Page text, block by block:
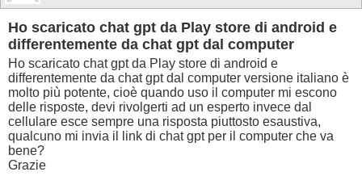
Ho scaricato chat gpt da Play store di android e
differentemente da chat gpt dal computer
Ho scaricato chat gpt da Play store di android e
differentemente da chat gpt dal computer versione italiano è
molto più potente, cioè quando uso il computer mi escono
delle risposte, devi rivolgerti ad un esperto invece dal
cellulare esce sempre una risposta piuttosto esaustiva,
qualcuno mi invia il link di chat gpt per il computer che va
bene?
Grazie